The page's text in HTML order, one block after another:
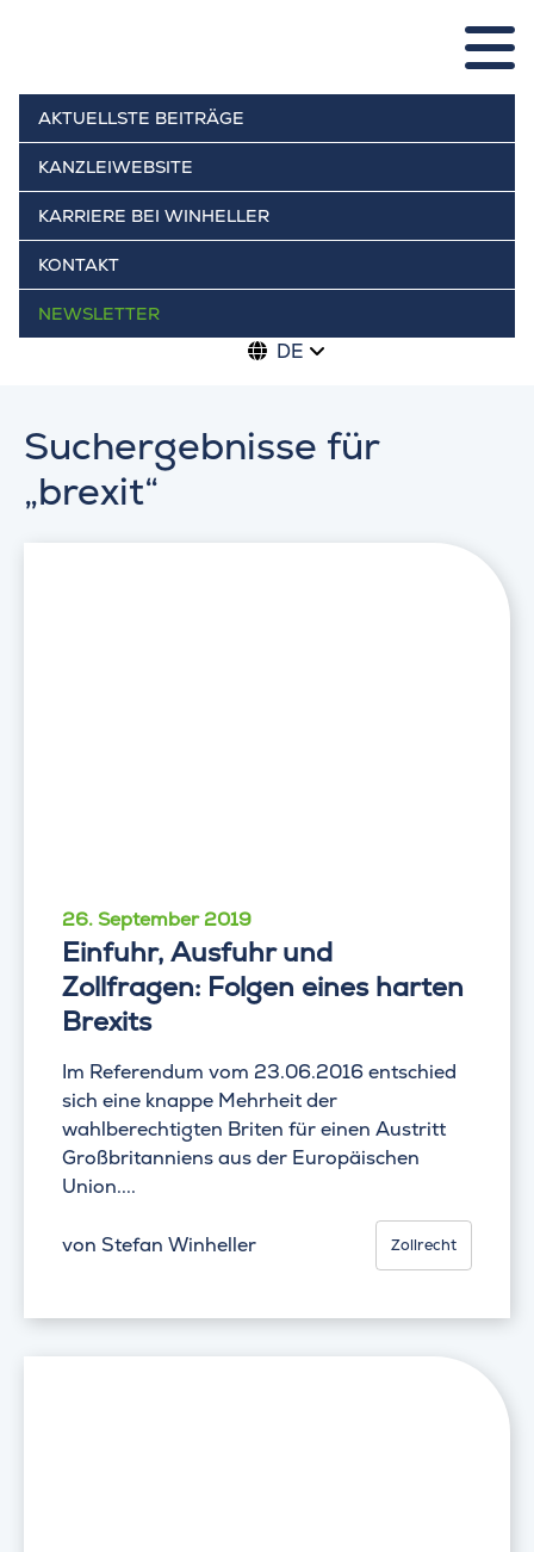
AKTUELLSTE BEITRÄGE
KANZLEIWEBSITE
KARRIERE BEI WINHELLER
KONTAKT
NEWSLETTER
DE
Suchergebnisse für
„brexit“
26. September 2019
Einfuhr, Ausfuhr und
Zollfragen: Folgen eines harten
Brexits
Im Referendum vom 23.06.2016 entschied
sich eine knappe Mehrheit der
wahlberechtigten Briten für einen Austritt
Großbritanniens aus der Europäischen
Union....
von Stefan Winheller Zollrecht